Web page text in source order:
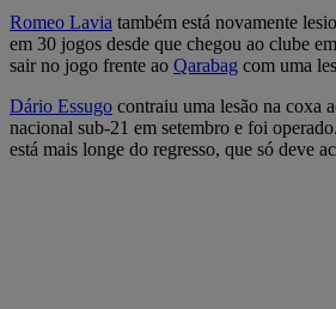
Romeo Lavia também está novamente
em 30 jogos desde que chegou ao clube
sair no jogo frente ao Qarabag com uma
Dário Essugo contraiu uma lesão na coxa
nacional sub-21 em setembro e foi
está mais longe do regresso, que só deve